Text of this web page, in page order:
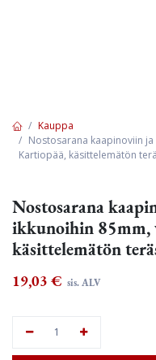
Kauppa
Nostosarana kaapinoviin
Kartiopää, käsittelemätön
Nostosarana
ikkunoihin 85mm,
käsittelemätön
19,03 € sis. ALV